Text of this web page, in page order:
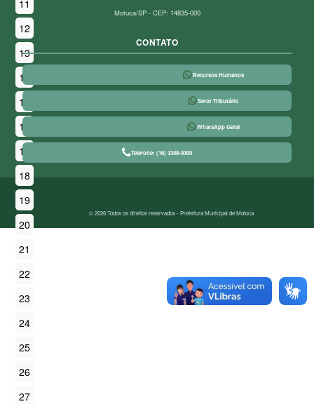
11
12
13
14
15
16
17
18
19
20
21
22
23
24
25
26
27
Motuca/SP - CEP: 14835-000
CONTATO
Recursos Humanos
Setor Tributário
WhatsApp Geral
Telefone: (16) 3348-9300
© 2026 Todos os direitos reservados - Prefeitura Municipal de Motuca